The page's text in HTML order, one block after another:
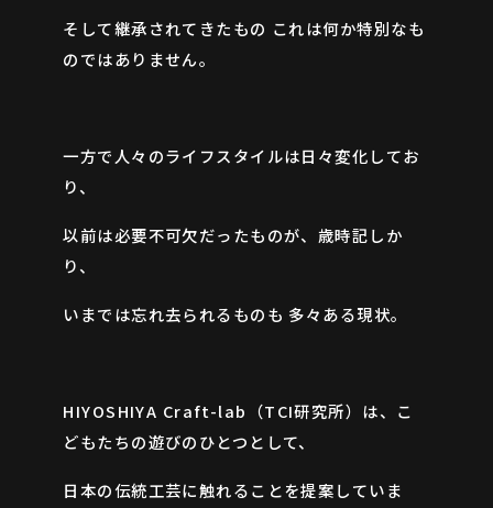
ONLINE SHOP
そして継承されてきたもの これは何か特別なも
のではありません。
一方で人々のライフスタイルは日々変化してお
り、
以前は必要不可欠だったものが、歳時記しか
り、
いまでは忘れ去られるものも 多々ある現状。
HIYOSHIYA Craft-lab（TCI研究所）は、こ
どもたちの遊びのひとつとして、
日本の伝統工芸に触れることを提案していま